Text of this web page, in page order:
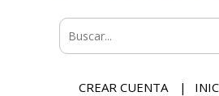
CREAR CUENTA